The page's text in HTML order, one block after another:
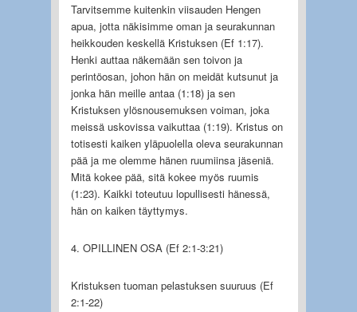
Tarvitsemme kuitenkin viisauden Hengen
apua, jotta näkisimme oman ja seurakunnan
heikkouden keskellä Kristuksen (Ef 1:17).
Henki auttaa näkemään sen toivon ja
perintöosan, johon hän on meidät kutsunut ja
jonka hän meille antaa (1:18) ja sen
Kristuksen ylösnousemuksen voiman, joka
meissä uskovissa vaikuttaa (1:19). Kristus on
totisesti kaiken yläpuolella oleva seurakunnan
pää ja me olemme hänen ruumiinsa jäseniä.
Mitä kokee pää, sitä kokee myös ruumis
(1:23). Kaikki toteutuu lopullisesti hänessä,
hän on kaiken täyttymys.
4. OPILLINEN OSA (Ef 2:1-3:21)
Kristuksen tuoman pelastuksen suuruus (Ef
2:1-22)